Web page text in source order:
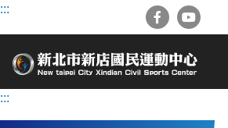
跳
容
:::
:::